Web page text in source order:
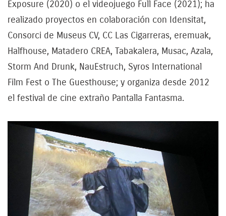
Exposure (2020) o el videojuego Full Face (2021); ha
realizado proyectos en colaboración con Idensitat,
Consorci de Museus CV, CC Las Cigarreras, eremuak,
Halfhouse, Matadero CREA, Tabakalera, Musac, Azala,
Storm And Drunk, NauEstruch, Syros International
Film Fest o The Guesthouse; y organiza desde 2012
el festival de cine extraño Pantalla Fantasma.